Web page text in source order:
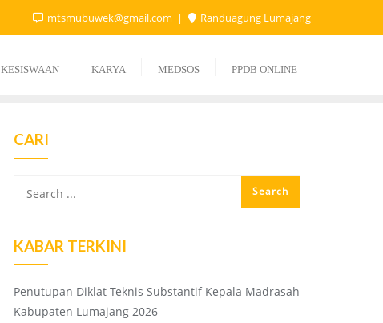
mtsmubuwek@gmail.com Randuagung Lumajang
KESISWAAN KARYA MEDSOS PPDB ONLINE
CARI
KABAR TERKINI
Penutupan Diklat Teknis Substantif Kepala Madrasah
Kabupaten Lumajang 2026